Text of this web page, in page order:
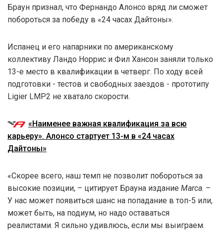
Браун признал, что Фернандо Алонсо вряд ли сможет
побороться за победу в «24 часах Дайтоны».
Испанец и его напарники по американскому
коллективу Ландо Норрис и Фил Хансон заняли только
13-е место в квалификации в четверг. По ходу всей
подготовки - тестов и свободных заездов - прототипу
Ligier LMP2 не хватало скорости.
«Наименее важная квалификация за всю
карьеру». Алонсо стартует 13-м в «24 часах
Дайтоны»
«Скорее всего, наш темп не позволит побороться за
высокие позиции, – цитирует Брауна издание Marca. –
У нас может появиться шанс на попадание в топ-5 или,
может быть, на подиум, но надо оставаться
реалистами. Я сильно удивлюсь, если мы выиграем.